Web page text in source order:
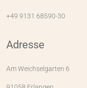
+49 9131 68590-30
Adresse
Am Weichselgarten 6